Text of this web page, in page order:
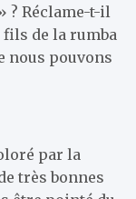
? Réclame-t-il
de la rumba
nous pouvons
par la
très bonnes